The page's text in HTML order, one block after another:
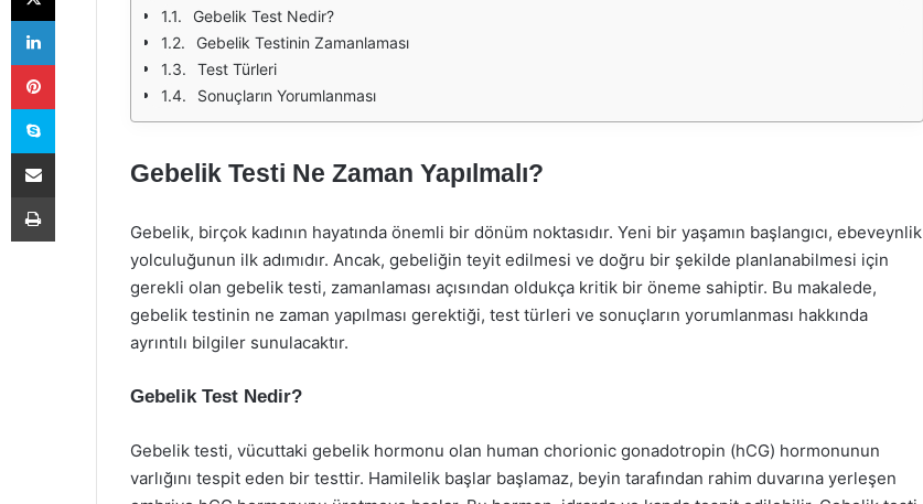
Gebelik Test Nedir?
Gebelik Testinin Zamanlaması
Test Türleri
Sonuçların Yorumlanması
Gebelik Testi Ne Zaman Yapılmalı?
Gebelik, birçok kadının hayatında önemli bir dönüm noktasıdır. Yeni bir yaşamın başlangıcı, ebeveynlik
yolculuğunun ilk adımıdır. Ancak, gebeliğin teyit edilmesi ve doğru bir şekilde planlanabilmesi için
gerekli olan gebelik testi, zamanlaması açısından oldukça kritik bir öneme sahiptir. Bu makalede,
gebelik testinin ne zaman yapılması gerektiği, test türleri ve sonuçların yorumlanması hakkında
ayrıntılı bilgiler sunulacaktır.
Gebelik Test Nedir?
Gebelik testi, vücuttaki gebelik hormonu olan human chorionic gonadotropin (hCG) hormonunun
varlığını tespit eden bir testtir. Hamilelik başlar başlamaz, beyin tarafından rahim duvarına yerleşen
LinkedIn
Pinterest
Skype
E-Posta ile paylaş